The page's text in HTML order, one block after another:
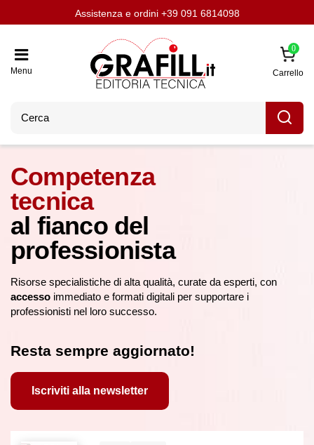
Chi siamoScrivi per noi
Assistenza e ordini +39 091 6814098
Aggiornati con LavoriPubblici.it
Menu
0
Carrello
Competenza
tecnica
al fianco del
professionista
Risorse specialistiche di alta qualità, curate da esperti, con
accesso immediato e formati digitali per supportare i
professionisti nel loro successo.
Resta sempre aggiornato!
Iscriviti alla newsletter